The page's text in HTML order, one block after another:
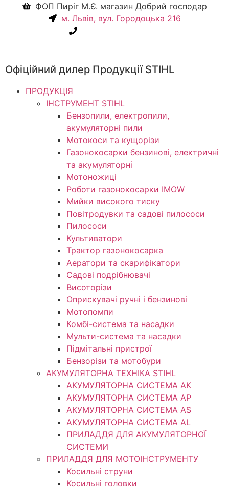
ФОП Пиріг М.Є. магазин Добрий господар
м. Львів, вул. Городоцька 216
Офіційний дилер Продукції STIHL
ПРОДУКЦІЯ
ІНСТРУМЕНТ STIHL
Бензопили, електропили,
акумуляторні пили
Мотокоси та кущорізи
Газонокосарки бензинові, електричні
та акумуляторні
Мотоножиці
Роботи газонокосарки IMOW
Мийки високого тиску
Повітродувки та садові пилососи
Пилососи
Культиватори
Трактор газонокосарка
Аератори та скарифікатори
Садові подрібнювачі
Висоторізи
Оприскувачі ручні і бензинові
Мотопомпи
Комбі-система та насадки
Мульти-система та насадки
Підмітальні пристрої
Бензорізи та мотобури
АКУМУЛЯТОРНА ТЕХНІКА STIHL
АКУМУЛЯТОРНА СИСТЕМА АК
АКУМУЛЯТОРНА СИСТЕМА АР
АКУМУЛЯТОРНА СИСТЕМА AS
АКУМУЛЯТОРНА СИСТЕМА AL
ПРИЛАДДЯ ДЛЯ АКУМУЛЯТОРНОЇ
СИСТЕМИ
ПРИЛАДДЯ ДЛЯ МОТОІНСТРУМЕНТУ
Косильні струни
Косильні головки